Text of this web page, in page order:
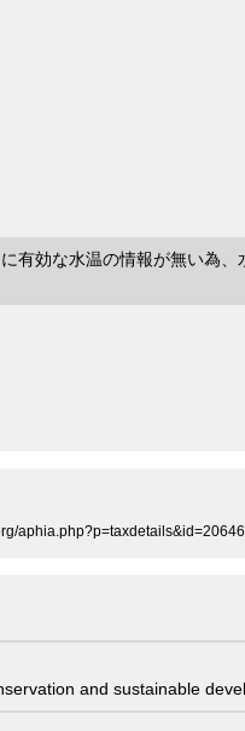
有効な水温の情報が無い為
and sustainable